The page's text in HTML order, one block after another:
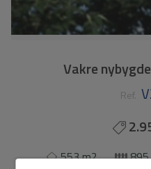
Vakre
Ref.
553 m2 895